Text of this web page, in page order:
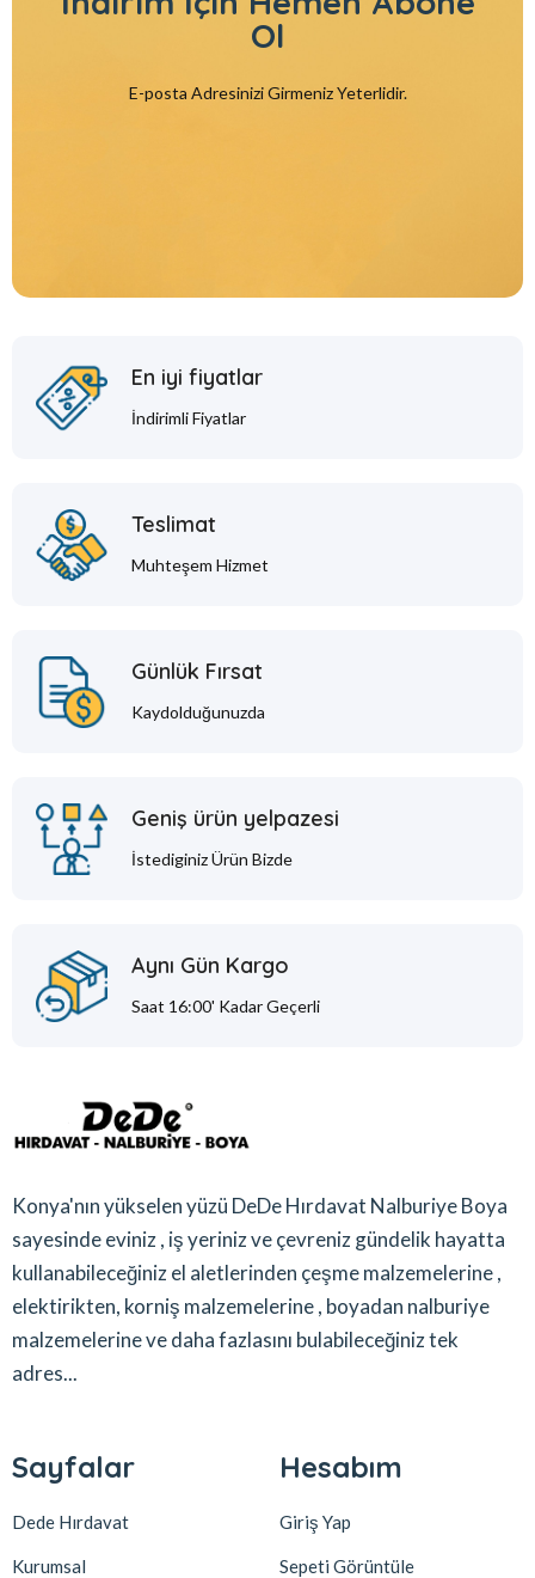
Ol
E-posta Adresinizi Girmeniz Yeterlidir.
En iyi fiyatlar
İndirimli Fiyatlar
Teslimat
Muhteşem Hizmet
Günlük Fırsat
Kaydolduğunuzda
Geniş ürün yelpazesi
İstediginiz Ürün Bizde
Aynı Gün Kargo
Saat 16:00' Kadar Geçerli
Konya'nın yükselen yüzü DeDe Hırdavat Nalburiye Boya
sayesinde eviniz , iş yeriniz ve çevreniz gündelik hayatta
kullanabileceğiniz el aletlerinden çeşme malzemelerine ,
elektirikten, korniş malzemelerine , boyadan nalburiye
malzemelerine ve daha fazlasını bulabileceğiniz tek
adres...
Sayfalar
Dede Hırdavat
Kurumsal
Hesabım
Giriş Yap
Sepeti Görüntüle